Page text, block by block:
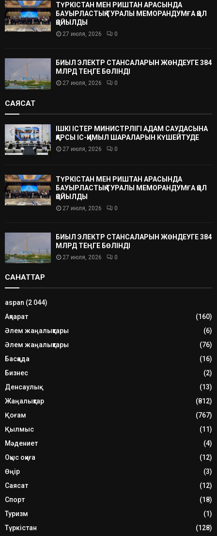
ТҮРКІСТАН МЕН РИШТАН АРАСЫНДА
БАУЫРЛАСТЫҚ ТУРАЛЫ МЕМОРАНДУМҒА ҚОЛ
ҚОЙЫЛДЫ
27 июля, 2026 0
БИЫЛ ЭЛЕКТР СТАНСАЛАРЫН ЖӨНДЕУГЕ 384
МЛРД ТЕҢГЕ БӨЛІНДІ
27 июля, 2026 0
САЯСАТ
ІШКІ ІСТЕР МИНИСТРЛІГІ АДАМ САУДАСЫНА
ҚАРСЫ ІС-ҚИМЫЛ ШАРАЛАРЫН КҮШЕЙТУДЕ
27 июля, 2026 0
ТҮРКІСТАН МЕН РИШТАН АРАСЫНДА
БАУЫРЛАСТЫҚ ТУРАЛЫ МЕМОРАНДУМҒА ҚОЛ
ҚОЙЫЛДЫ
27 июля, 2026 0
БИЫЛ ЭЛЕКТР СТАНСАЛАРЫН ЖӨНДЕУГЕ 384
МЛРД ТЕҢГЕ БӨЛІНДІ
27 июля, 2026 0
САНАТТАР
aspan (2 044)
Ақпарат
(160)
Әлем жаңалықтары
(6)
Әлем жаңалықтары
(76)
Басқада
(16)
Бизнес
(2)
Денсаулық
(13)
Жаңалықтар
(812)
Қоғам
(767)
Қылмыс
(11)
Мәдениет
(4)
Оқыс оқиға
(12)
Өңір
(3)
Саясат
(12)
Спорт
(18)
Туризм
(1)
Түркістан
(128)